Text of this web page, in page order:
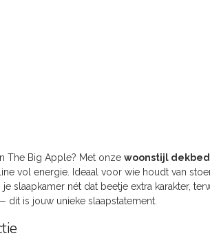
The Big Apple? Met onze woonstijl
vol energie. Ideaal voor wie houdt van
slaapkamer nét dat beetje extra karakter,
dit is jouw unieke slaapstatement.